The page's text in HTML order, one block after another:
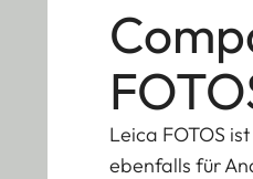
Leica FOTOS
ebenfalls für